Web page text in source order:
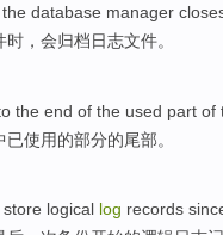
the database manager
时，会归档日志文件。
the end of the used part of
已使用的部分的尾部。
store logical log records